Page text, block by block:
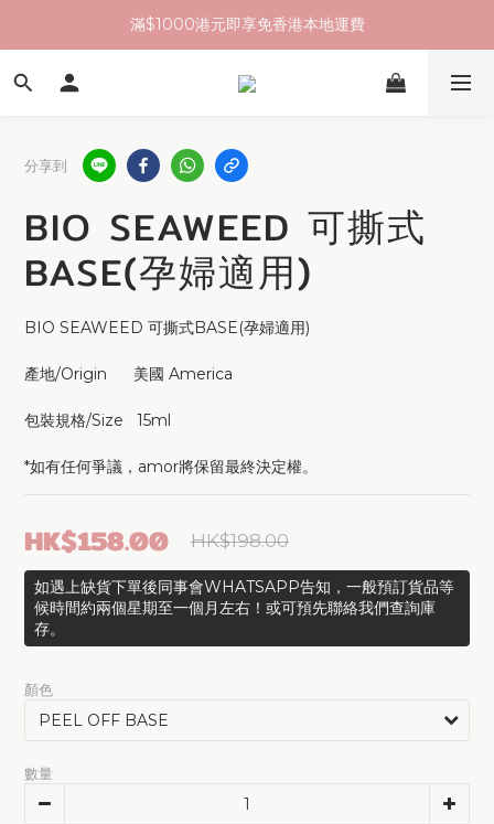
滿$1000港元即享免香港本地運費
分享到
BIO SEAWEED 可撕式
BASE(孕婦適用)
BIO SEAWEED 可撕式BASE(孕婦適用)
產地/Origin      美國 America
包裝規格/Size   15ml
*如有任何爭議，amor將保留最終決定權。
HK$158.00 HK$198.00
如遇上缺貨下單後同事會WHATSAPP告知，一般預訂貨品等
候時間約兩個星期至一個月左右！或可預先聯絡我們查詢庫
存。
顏色
數量